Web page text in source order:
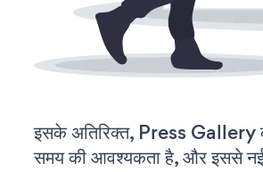
इसके अतिरिक्त, Press
समय की आवश्यकता है, और इससे नई